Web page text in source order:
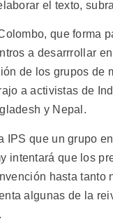
el texto,
que forma
a desarrrollar
de los grupos de
a activistas de
y Nepal.
IPS que un grupo
intentará que los
hasta tanto
algunas de la